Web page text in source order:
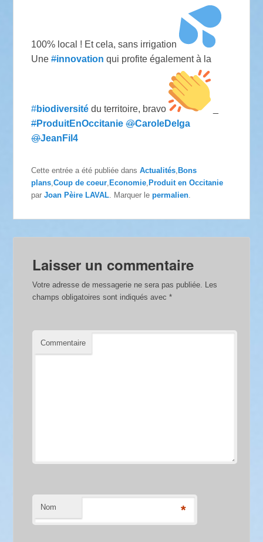
100% local ! Et cela, sans irrigation
Une#innovation qui profite également à la
#biodiversité du territoire, bravo
#ProduitEnOccitanie @CaroleDelga
@JeanFil4
Cette entrée a été publiée dansActualités, Bons
plans,Coup de coeur, Economie, Produit en Occitanie
parJoan Pèire LAVAL. Marquer lepermalien.
Laisser un commentaire
Votre adresse de messagerie ne sera pas publiée. Les
champs obligatoires sont indiqués avec*
Commentaire
Nom *